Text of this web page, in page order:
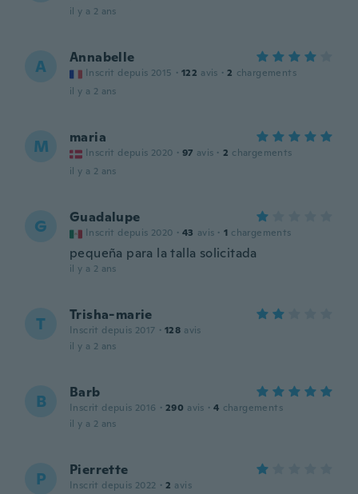
il y a 2 ans
A Annabelle
Inscrit depuis 2015 · 122 avis · 2 chargements
il y a 2 ans
M maria
Inscrit depuis 2020 · 97 avis · 2 chargements
il y a 2 ans
G Guadalupe
Inscrit depuis 2020 · 43 avis · 1 chargements
pequeña para la talla solicitada
il y a 2 ans
T Trisha-marie
Inscrit depuis 2017 · 128 avis
il y a 2 ans
B Barb
Inscrit depuis 2016 · 290 avis · 4 chargements
il y a 2 ans
P Pierrette
Inscrit depuis 2022 · 2 avis